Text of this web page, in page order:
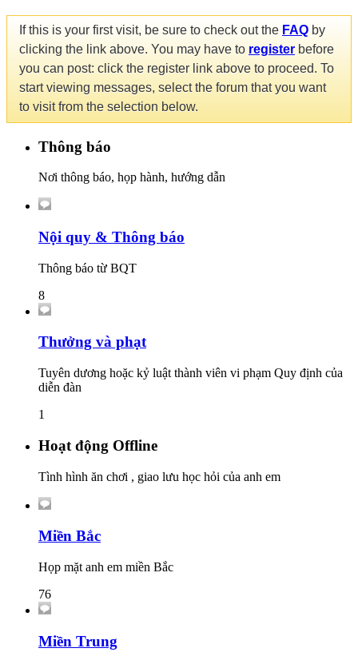
If this is your first visit, be sure to check out the FAQ by
clicking the link above. You may have to register before
you can post: click the register link above to proceed. To
start viewing messages, select the forum that you want
to visit from the selection below.
Thông báo
Nơi thông báo, họp hành, hướng dẫn
Nội quy & Thông báo
Thông báo từ BQT
8
Thưởng và phạt
Tuyên dương hoặc kỷ luật thành viên vi phạm Quy định của
diễn đàn
1
Hoạt động Offline
Tình hình ăn chơi , giao lưu học hỏi của anh em
Miền Bắc
Họp mặt anh em miền Bắc
76
Miền Trung